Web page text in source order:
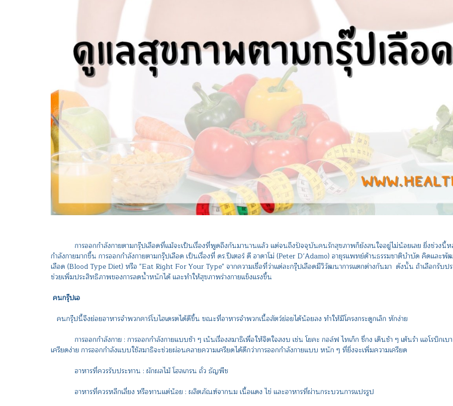
การออกกำลังกายตามกรุ๊ปเลือดที่แม้จะเป็นเรื่องที่พูดถึงกันมานานแล้ว แต่จนถึงปัจจุบันคนรักสุขภาพก็ยังสนใจอยู่ไม่น้อยเลย ยิ่งช่วงนี้หล
กำลังกายมากขึ้น การออกกำลังกายตามกรุ๊ปเลือด เป็นเรื่องที่ ดร.ปีเตอร์ ดี อาดาโม่ (Peter D’Adamo) อายุรแพทย์ด้านธรรมชาติบำบัด คิดแล
เลือด (Blood Type Diet) หรือ "Eat Right For Your Type" จากความเชื่อที่ว่าแต่ละกรุ๊ปเลือดมีวิวัฒนาการแตกต่างกันมา ดังนั้น ถ้าเลือกรับป
ช่วยเพิ่มประสิทธิภาพของการลดน้ำหนักได้ และทำให้สุขภาพร่างกายแข็งแรงขึ้น
คนกรุ๊ปเอ
คนกรุ๊ปนี้จึงย่อยอาหารจำพวกคาร์โบไฮเดรตได้ดีขึ้น ขณะที่อาหารจำพวกเนื้อสัตว์ย่อยได้น้อยลง ทำให้มีโครงกระดูกเล็ก หักง่าย
การออกกำลังกาย : การออกกำลังกายแบบช้า ๆ เน้นเรื่องสมาธิเพื่อให้จิตใจสงบ เช่น โยคะ กอล์ฟ ไทเก็ก ชี่กง เดินช้า ๆ เต้นรำ แอโรบิกเ
เครียดง่าย การออกกำลังแบบใช้สมาธิจะช่วยผ่อนคลายความเครียดได้ดีกว่าการออกกำลังกายแบบ หนัก ๆ ที่ยิ่งจะเพิ่มความเครียด
อาหารที่ควรรับประทาน : ผักผลไม้ โฮลเกรน ถั่ว ธัญพืช
อาหารที่ควรหลีกเลี่ยง หรือทานแต่น้อย : ผลิตภัณฑ์จากนม เนื้อแดง ไข่ และอาหารที่ผ่านกระบวนการแปรรูป